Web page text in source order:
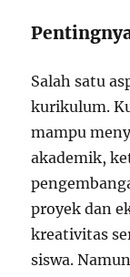
Salah satu
kurikulum.
mampu
akademik,
proyek dan
kreativitas
siswa.